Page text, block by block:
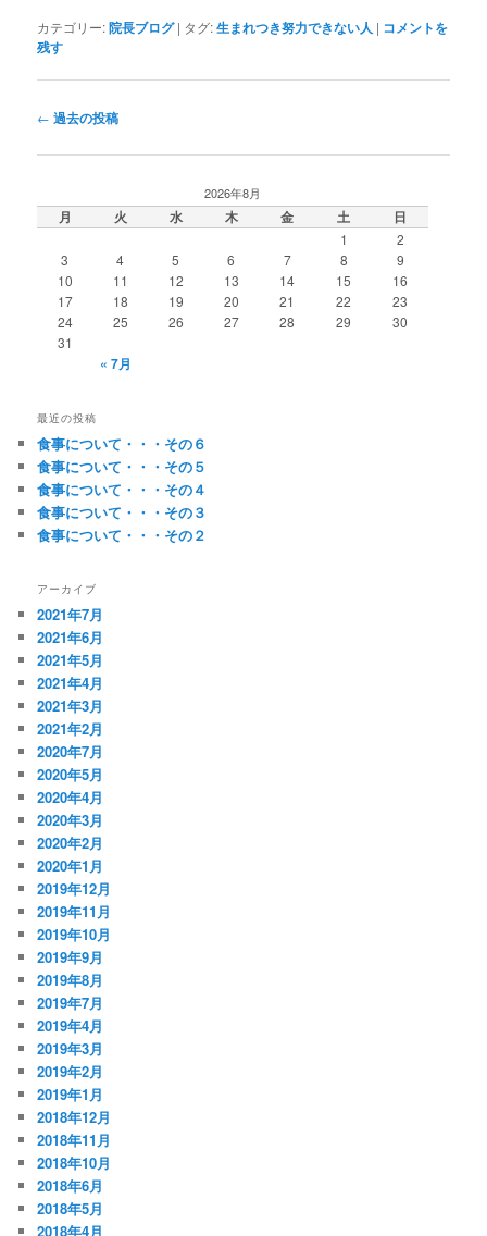
カテゴリー:院長ブログ | タグ:生まれつき努力できない人 | コメントを
残す
投
ナ
ゲ
ー
← 過去の投稿
2026年8月
月 火 水 木 金 土 日
1
2
3
4 5 6 7 8
9
10
11 12 13 14 15
16
17
18 19 20 21 22
23
24
25 26 27 28 29
30
31
« 7月
最近の投稿
食事について・・・その６
食事について・・・その５
食事について・・・その４
食事について・・・その３
食事について・・・その２
アーカイブ
2021年7月
2021年6月
2021年5月
2021年4月
2021年3月
2021年2月
2020年7月
2020年5月
2020年4月
2020年3月
2020年2月
2020年1月
2019年12月
2019年11月
2019年10月
2019年9月
2019年8月
2019年7月
2019年4月
2019年3月
2019年2月
2019年1月
2018年12月
2018年11月
2018年10月
2018年6月
2018年5月
2018年4月